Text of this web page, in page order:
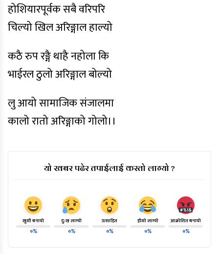
होशियारपूर्वक सबै वरिपरि
चिल्यो खिल अरिङ्गाल हाल्यो
कठै रुप रङ्गै थाहै नहोला कि
भाईरल ठुलो अरिङ्गाल बोल्यो
लु आयो सामाजिक संजालमा
कालो रातो अरिङ्गाको गोलो।।
यो खबर पढेर तपाईलाई कस्तो लाग्यो ?
खुसी बनायो
०%
दु:ख लाग्यो
०%
उत्साहित
०%
हाँसो लाग्यो
०%
आक्रोशित बनायो
०%